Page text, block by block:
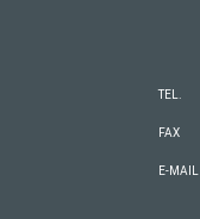
TEL.
FAX
E-MAIL